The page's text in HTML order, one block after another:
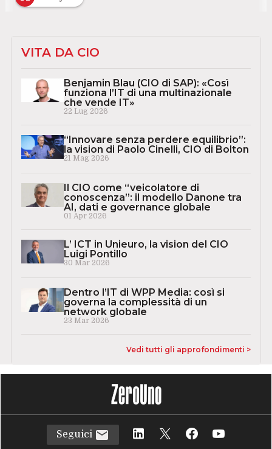
VITA DA CIO
Benjamin Blau (CIO di SAP): «Così
funziona l’IT di una multinazionale
che vende IT»
22 Lug 2026
“Innovare senza perdere equilibrio”:
la vision di Paolo Cinelli, CIO di Bolton
21 Mag 2026
Il CIO come “veicolatore di
conoscenza”: il modello Danone tra
AI, dati e governance globale
01 Apr 2026
L’ ICT in Unieuro, la vision del CIO
Luigi Pontillo
30 Mar 2026
Dentro l’IT di WPP Media: così si
governa la complessità di un
network globale
23 Mar 2026
Vedi tutti gli approfondimenti >
Seguici